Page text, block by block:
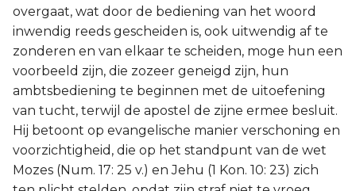
overgaat, wat door de bediening van het woord
inwendig reeds gescheiden is, ook uitwendig af te
zonderen en van elkaar te scheiden, moge hun een
voorbeeld zijn, die zozeer geneigd zijn, hun
ambtsbediening te beginnen met de uitoefening
van tucht, terwijl de apostel de zijne ermee besluit.
Hij betoont op evangelische manier verschoning en
voorzichtigheid, die op het standpunt van de wet
Mozes (Num. 17: 25 v.) en Jehu (1 Kon. 10: 23) zich